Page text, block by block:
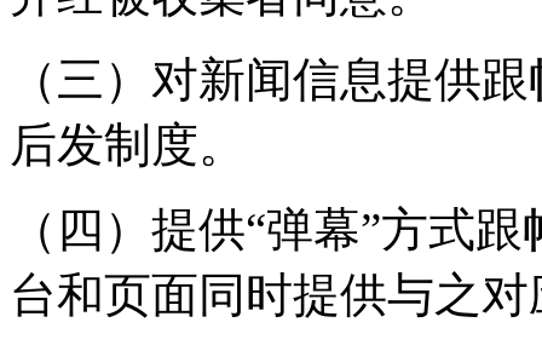
（三）对新闻信息提供
后发制度。
（四）提供“弹幕”方式
台和页面同时提供与之